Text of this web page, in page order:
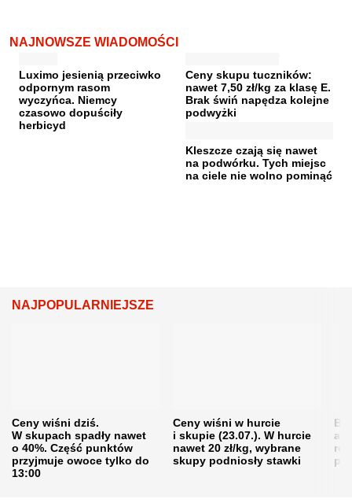
NAJNOWSZE WIADOMOŚCI
Luximo jesienią przeciwko
odpornym rasom
wyczyńca. Niemcy
czasowo dopuściły
herbicyd
Ceny skupu tuczników:
nawet 7,50 zł/kg za klasę E.
Brak świń napędza kolejne
podwyżki
Kleszcze czają się nawet
na podwórku. Tych miejsc
na ciele nie wolno pominąć
NAJPOPULARNIEJSZE
Ceny wiśni dziś.
W skupach spadły nawet
o 40%. Część punktów
przyjmuje owoce tylko do
13:00
Ceny wiśni w hurcie
i skupie (23.07.). W hurcie
nawet 20 zł/kg, wybrane
skupy podniosły stawki